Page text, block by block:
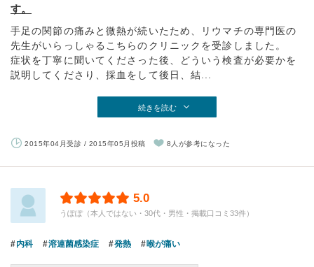
す。
手足の関節の痛みと微熱が続いたため、リウマチの専門医の
先生がいらっしゃるこちらのクリニックを受診しました。
症状を丁寧に聞いてくださった後、どういう検査が必要かを
説明してくださり、採血をして後日、結...
続きを読む
2015年04月受診 / 2015年05月投稿 8人が参考になった
5.0
うぽぽ（本人ではない・30代・男性・掲載口コミ33件）
内科 溶連菌感染症 発熱 喉が痛い